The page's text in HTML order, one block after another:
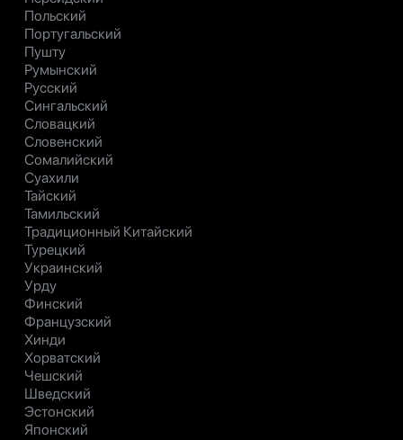
Польский
Португальский
Пушту
Румынский
Русский
Сингальский
Словацкий
Словенский
Сомалийский
Суахили
Тайский
Тамильский
Традиционный Китайский
Турецкий
Украинский
Урду
Финский
Французский
Хинди
Хорватский
Чешский
Шведский
Эстонский
Японский